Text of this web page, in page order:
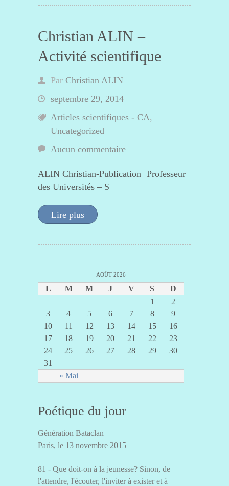
Christian ALIN –
Activité scientifique
Par Christian ALIN
septembre 29, 2014
Articles scientifiques - CA,
Uncategorized
Aucun commentaire
ALIN Christian-Publication Professeur
des Universités – S
Lire plus
AOÛT 2026
L M M J V S D
« Mai
1
2
3
4 5 6 7 8
9
10
11 12 13 14 15
16
17
18 19 20 21 22
23
24
25 26 27 28 29
30
31
Poétique du jour
Génération Bataclan
Paris, le 13 novembre 2015
81 - Que doit-on à la jeunesse? Sinon, de
l'attendre, l'écouter, l'inviter à exister et à